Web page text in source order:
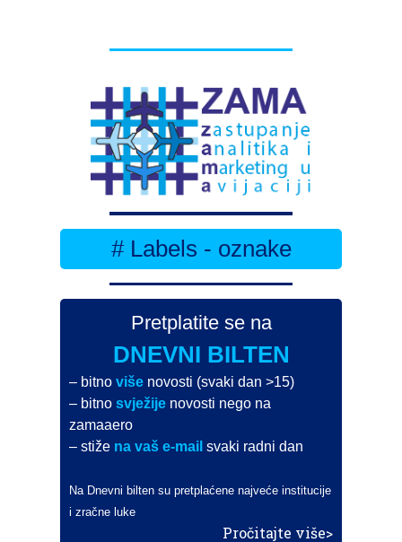
# Labels - oznake
Pretplatite se na
DNEVNI BILTEN
– bitnoviše novosti (svaki dan >15)
– bitnosvježije novosti nego na
zamaaero
– stiže na vaš e-mail svaki radni dan
Na Dnevni bilten su pretplaćene najveće institucije
i zračne luke
Pročitajte više>